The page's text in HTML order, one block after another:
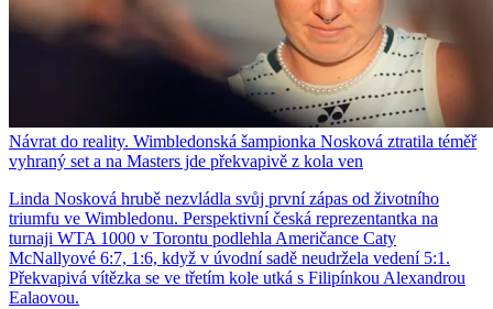
Návrat do reality. Wimbledonská šampionka Nosková ztratila téměř
vyhraný set a na Masters jde překvapivě z kola ven
Linda Nosková hrubě nezvládla svůj první zápas od životního
triumfu ve Wimbledonu. Perspektivní česká reprezentantka na
turnaji WTA 1000 v Torontu podlehla Američance Caty
McNallyové 6:7, 1:6, když v úvodní sadě neudržela vedení 5:1.
Překvapivá vítězka se ve třetím kole utká s Filipínkou Alexandrou
Ealaovou.